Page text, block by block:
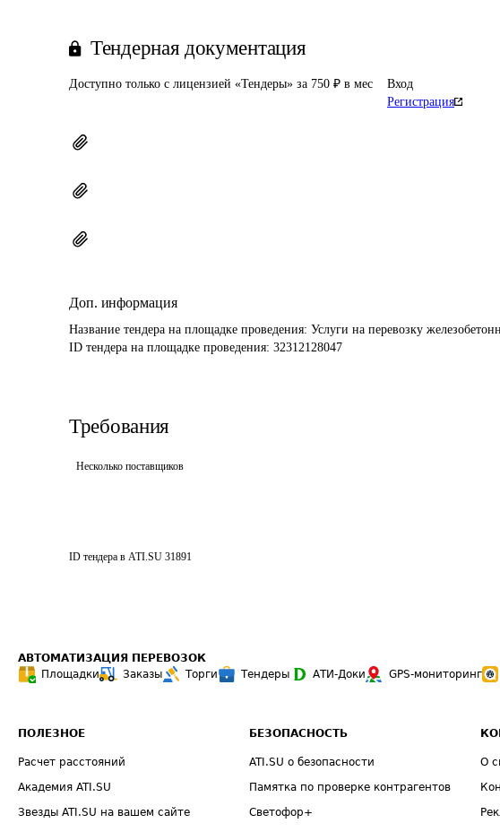
Тендерная документация
Доступно только с лицензией «Тендеры» за 750 ₽ в мес
Вход
Регистрация
Доп. информация
Название тендера на площадке проведения: Услуги на перевозку
ID тендера на площадке проведения: 32312128047
Требования
Несколько поставщиков
ID тендера в ATI.SU 31891
АВТОМАТИЗАЦИЯ ПЕРЕВОЗОК
Площадки
Заказы Торги Тендеры АТИ-Доки GPS-мониторинг
ПОЛЕЗНОЕ
Расчет расстояний
Академия ATI.SU
Звезды ATI.SU на вашем сайте
БЕЗОПАСНОСТЬ
ATI.SU о безопасности
Памятка по проверке контрагентов
Светофор+
О